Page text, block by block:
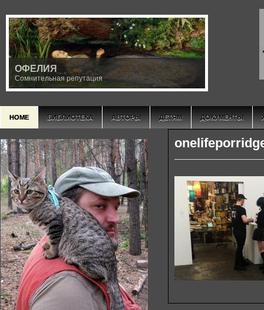
ОФЕЛИЯ
Сомнительная репутация
HOME БИБЛИОТЕКА АВТОРЫ ДЕТЯМ ДОКУМЕНТЫ